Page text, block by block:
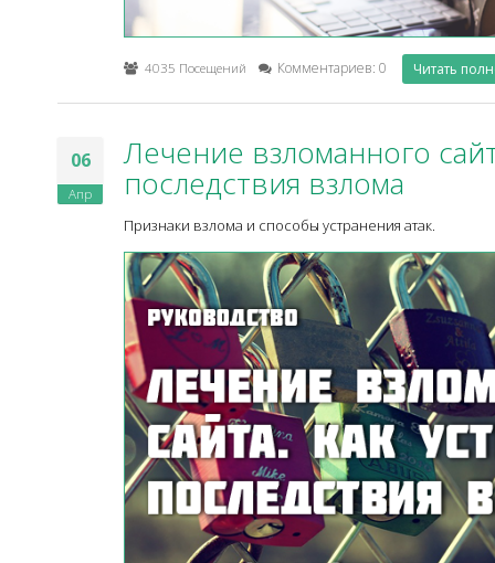
4035 Посещений Комментариев: 0 Читать
06
Апр
Лечение взломанного
последствия взлома
Признаки взлома и способы устранения атак.